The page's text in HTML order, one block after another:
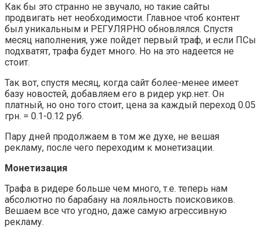
Как бы это странно не звучало, но такие сайты
продвигать нет необходимости. Главное чтоб контент
был уникальным и РЕГУЛЯРНО обновлялся. Спустя
месяц наполнения, уже пойдет первый траф, и если ПСы
подхватят, трафа будет много. Но на это надеется не
стоит.
Так вот, спустя месяц, когда сайт более-менее имеет
базу новостей, добавляем его в ридер укр.нет. Он
платный, но оно того стоит, цена за каждый переход 0.05
грн. = 0.1-0.12 руб.
Пару дней продолжаем в том же духе, не вешая
рекламу, после чего переходим к монетизации.
Монетизация
Трафа в ридере больше чем много, т.е. теперь нам
абсолютно по барабану на лояльность поисковиков.
Вешаем все что угодно, даже самую агрессивную
рекламу.